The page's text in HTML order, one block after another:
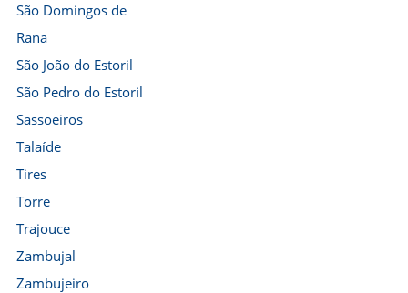
São Domingos de
Rana
São João do Estoril
São Pedro do Estoril
Sassoeiros
Talaíde
Tires
Torre
Trajouce
Zambujal
Zambujeiro